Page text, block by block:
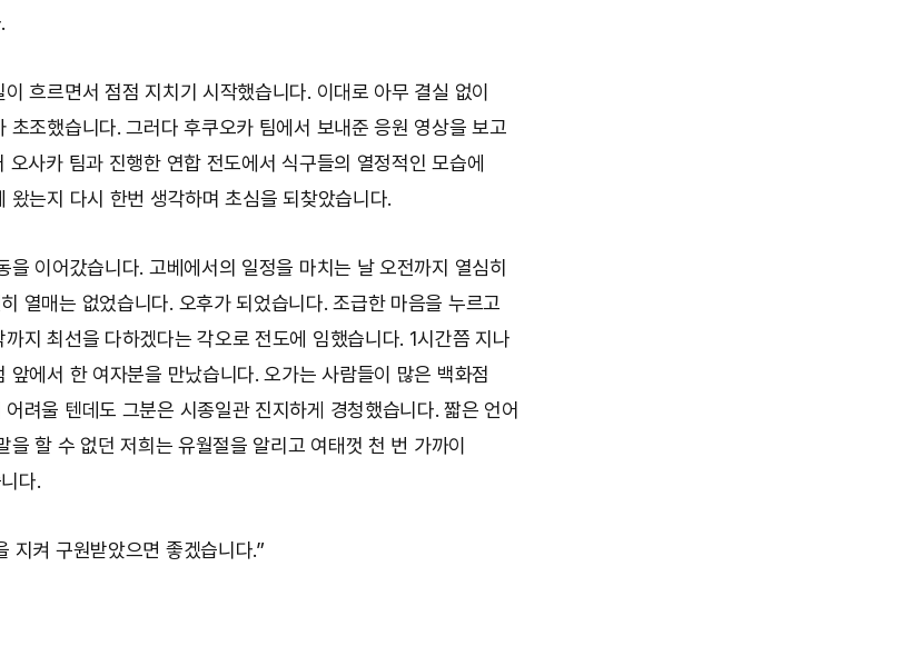
흐르면서 점점 지치기 시작했습니다. 이대로 아무 결실 없이
초조했습니다. 그러다 후쿠오카 팀에서 보내준 응원 영상을 보고
오사카 팀과 진행한 연합 전도에서 식구들의 열정적인 모습에
왔는지 다시 한번 생각하며 초심을 되찾았습니다.
을 이어갔습니다. 고베에서의 일정을 마치는 날 오전까지 열심히
열매는 없었습니다. 오후가 되었습니다. 조급한 마음을 누르고
지 최선을 다하겠다는 각오로 전도에 임했습니다. 1시간쯤 지나
앞에서 한 여자분을 만났습니다. 오가는 사람들이 많은 백화점
려울 텐데도 그분은 시종일관 진지하게 경청했습니다. 짧은 언어
을 할 수 없던 저희는 유월절을 알리고 여태껏 천 번 가까이
다.
지켜 구원받았으면 좋겠습니다.”